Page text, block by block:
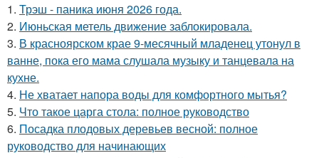
1. Трэш - паника июня 2026 года.
2. Июньская метель движение заблокировала.
3. В красноярском крае 9-месячный младенец утонул в
ванне, пока его мама слушала музыку и танцевала на
кухне.
4. Не хватает напора воды для комфортного мытья?
5. Что такое царга стола: полное руководство
6. Посадка плодовых деревьев весной: полное
руководство для начинающих